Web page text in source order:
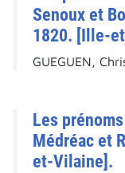
Senoux et
1820. [Ille-
GUEGUEN,
Les
Médréac et
et-Vilaine].